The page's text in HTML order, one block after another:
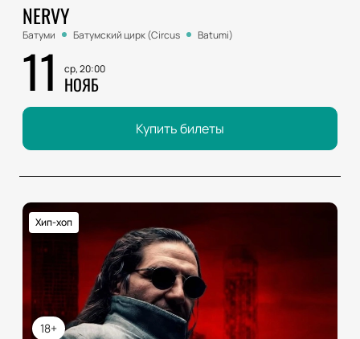
NERVY
Батуми Батумский цирк (Circus Batumi)
11 ср, 20:00
НОЯБ
Купить билеты
18+
Хип-хоп